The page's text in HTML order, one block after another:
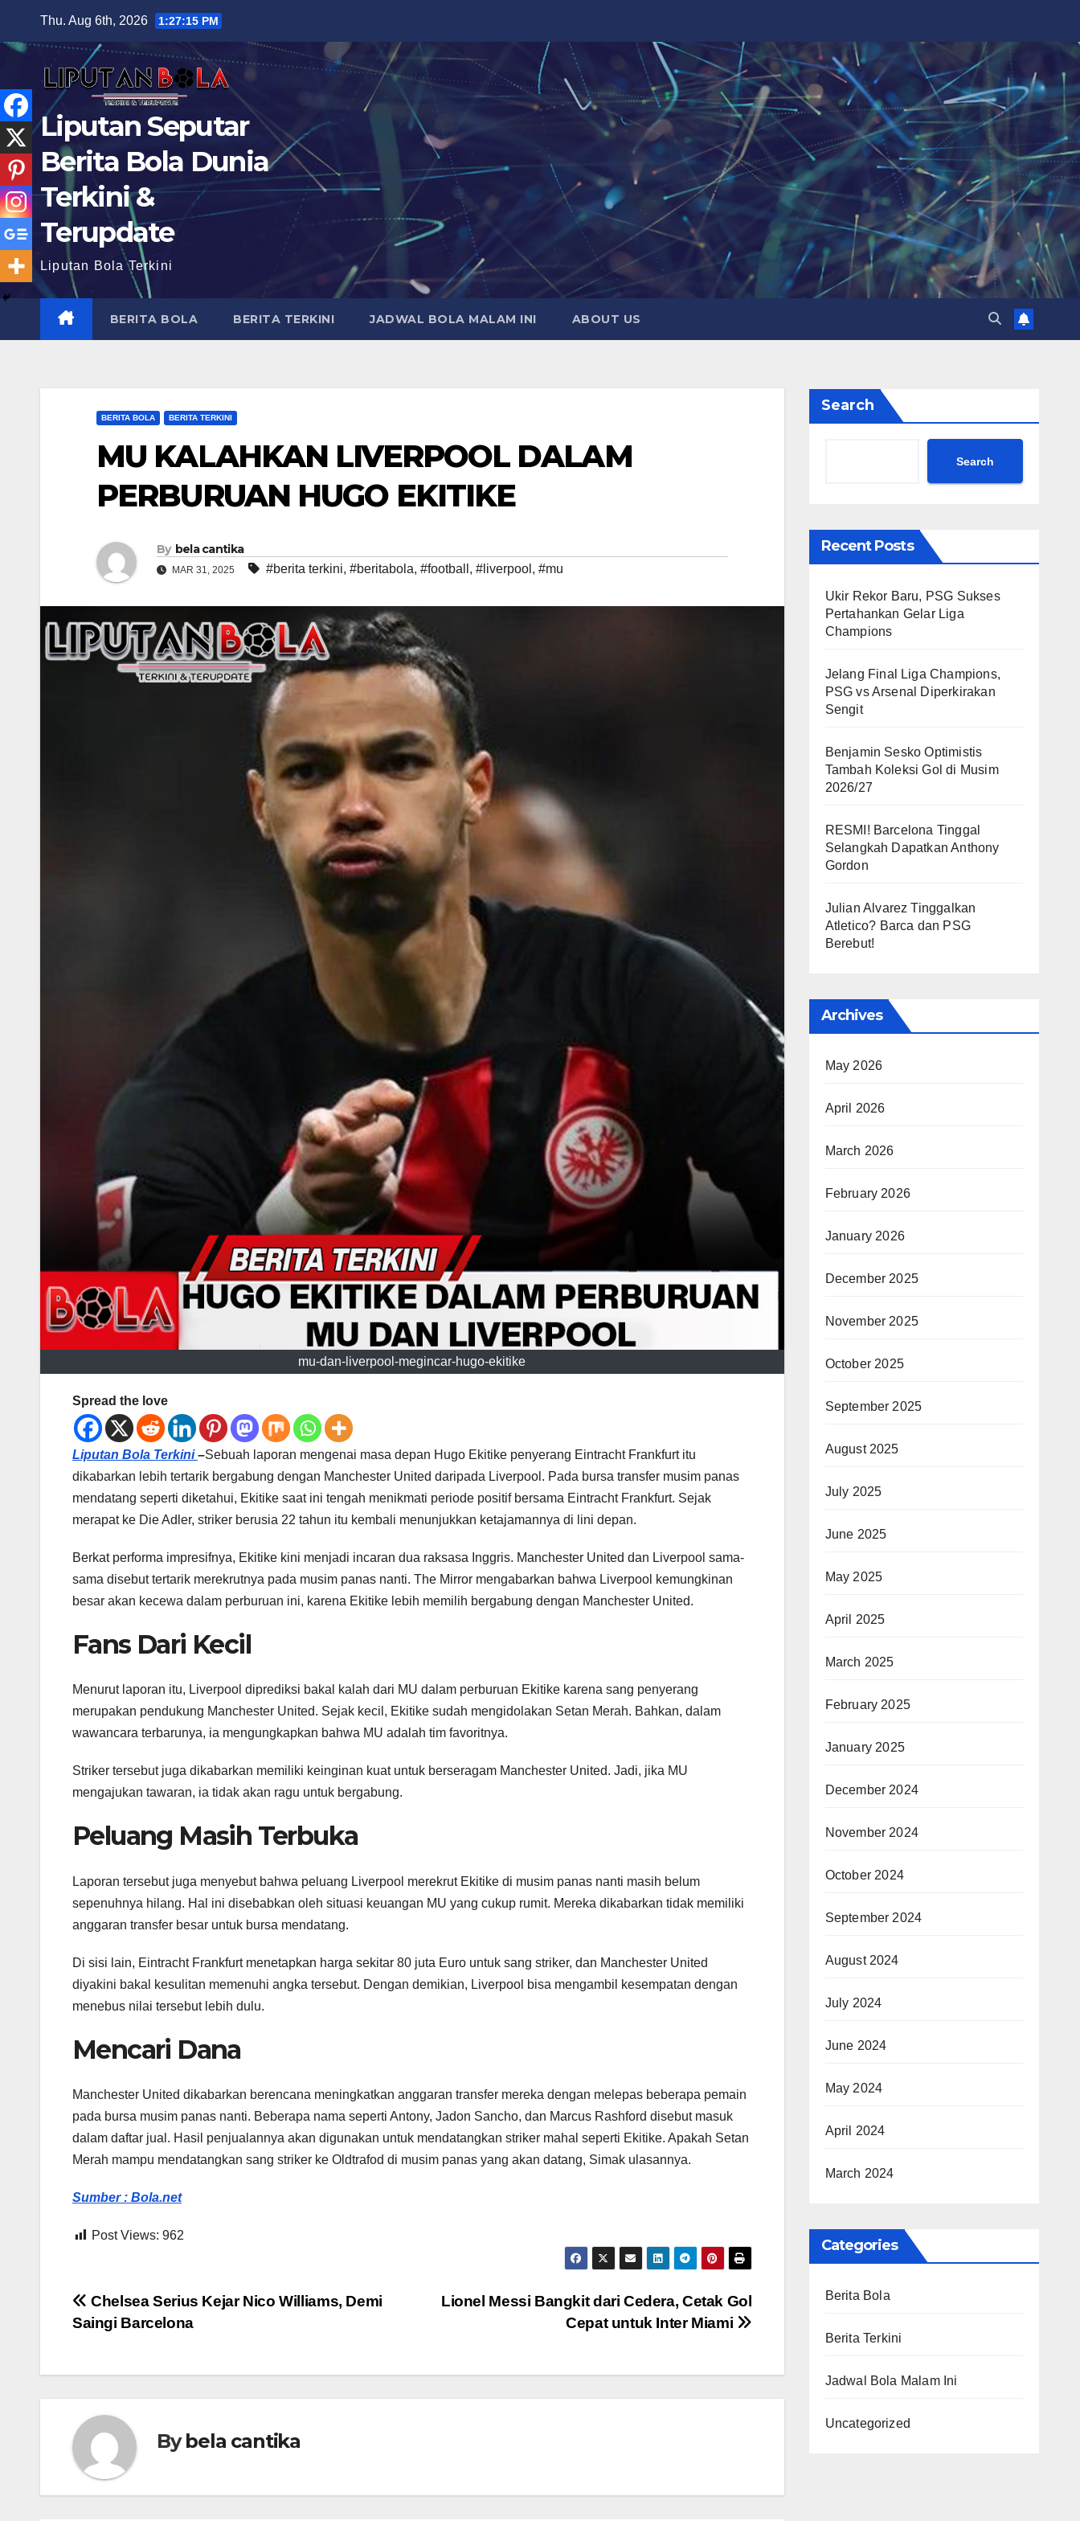
Thu. Aug 6th, 2026 1:27:17 PM
Liputan Seputar
Berita Bola Dunia
Terkini &
Terupdate
Liputan Bola Terkini
BERITA BOLA BERITA TERKINI JADWAL BOLA MALAM INI ABOUT US
BERITA BOLA BERITA TERKINI
MU KALAHKAN LIVERPOOL DALAM
PERBURUAN HUGO EKITIKE
By bela cantika
MAR 31, 2025 #berita terkini, #beritabola, #football , #liverpool , #mu
mu-dan-liverpool-megincar-hugo-ekitike
Spread the love
Liputan Bola Terkini–Sebuah laporan mengenai masa depan Hugo Ekitike penyerang Eintracht Frankfurt itu
dikabarkan lebih tertarik bergabung dengan Manchester United daripada Liverpool. Pada bursa transfer musim panas
mendatang seperti diketahui, Ekitike saat ini tengah menikmati periode positif bersama Eintracht Frankfurt. Sejak
merapat ke Die Adler, striker berusia 22 tahun itu kembali menunjukkan ketajamannya di lini depan.
Berkat performa impresifnya, Ekitike kini menjadi incaran dua raksasa Inggris. Manchester United dan Liverpool sama-
sama disebut tertarik merekrutnya pada musim panas nanti. The Mirror mengabarkan bahwa Liverpool kemungkinan
besar akan kecewa dalam perburuan ini, karena Ekitike lebih memilih bergabung dengan Manchester United.
Fans Dari Kecil
Menurut laporan itu, Liverpool diprediksi bakal kalah dari MU dalam perburuan Ekitike karena sang penyerang
merupakan pendukung Manchester United. Sejak kecil, Ekitike sudah mengidolakan Setan Merah. Bahkan, dalam
wawancara terbarunya, ia mengungkapkan bahwa MU adalah tim favoritnya.
Striker tersebut juga dikabarkan memiliki keinginan kuat untuk berseragam Manchester United. Jadi, jika MU
mengajukan tawaran, ia tidak akan ragu untuk bergabung.
Peluang Masih Terbuka
Laporan tersebut juga menyebut bahwa peluang Liverpool merekrut Ekitike di musim panas nanti masih belum
sepenuhnya hilang. Hal ini disebabkan oleh situasi keuangan MU yang cukup rumit. Mereka dikabarkan tidak memiliki
anggaran transfer besar untuk bursa mendatang.
Di sisi lain, Eintracht Frankfurt menetapkan harga sekitar 80 juta Euro untuk sang striker, dan Manchester United
diyakini bakal kesulitan memenuhi angka tersebut. Dengan demikian, Liverpool bisa mengambil kesempatan dengan
menebus nilai tersebut lebih dulu.
Mencari Dana
Manchester United dikabarkan berencana meningkatkan anggaran transfer mereka dengan melepas beberapa pemain
pada bursa musim panas nanti. Beberapa nama seperti Antony, Jadon Sancho, dan Marcus Rashford disebut masuk
dalam daftar jual. Hasil penjualannya akan digunakan untuk mendatangkan striker mahal seperti Ekitike. Apakah Setan
Merah mampu mendatangkan sang striker ke Oldtrafod di musim panas yang akan datang, Simak ulasannya.
Sumber : Bola.net
Post Views: 962
Post
navigation
Lionel Messi Bangkit dari Cedera, Cetak Gol
Cepat untuk Inter Miami
Chelsea Serius Kejar Nico Williams, Demi
Saingi Barcelona
Bybela cantika
Search
Search
Recent Posts
Ukir Rekor Baru, PSG Sukses
Pertahankan Gelar Liga
Champions
Jelang Final Liga Champions,
PSG vs Arsenal Diperkirakan
Sengit
Benjamin Sesko Optimistis
Tambah Koleksi Gol di Musim
2026/27
RESMI! Barcelona Tinggal
Selangkah Dapatkan Anthony
Gordon
Julian Alvarez Tinggalkan
Atletico? Barca dan PSG
Berebut!
Archives
May 2026
April 2026
March 2026
February 2026
January 2026
December 2025
November 2025
October 2025
September 2025
August 2025
July 2025
June 2025
May 2025
April 2025
March 2025
February 2025
January 2025
December 2024
November 2024
October 2024
September 2024
August 2024
July 2024
June 2024
May 2024
April 2024
March 2024
Categories
Berita Bola
Berita Terkini
Jadwal Bola Malam Ini
Uncategorized